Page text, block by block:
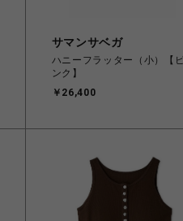
サマンサベガ
ハニーフラッター（小）【
ンク】
￥26,400